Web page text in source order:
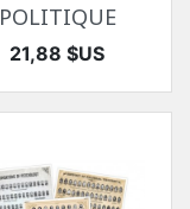
POLITIQUE
Prix
21,88 $US